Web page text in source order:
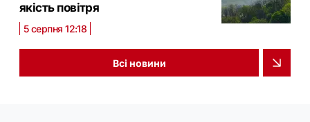
якість повітря
5 серпня 12:18
Всі новини